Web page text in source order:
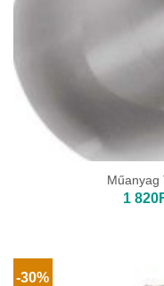
Műanyag
1 820
-30%